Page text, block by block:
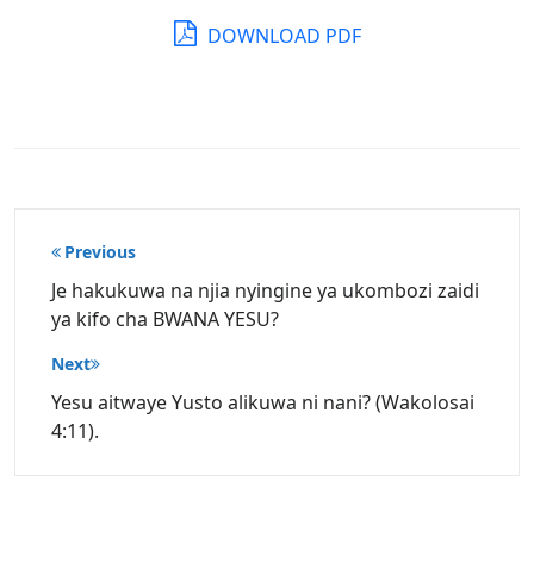
DOWNLOAD PDF
Post
navigation
Previous
Je hakukuwa na njia nyingine ya ukombozi zaidi
ya kifo cha BWANA YESU?
Next
Yesu aitwaye Yusto alikuwa ni nani? (Wakolosai
4:11).